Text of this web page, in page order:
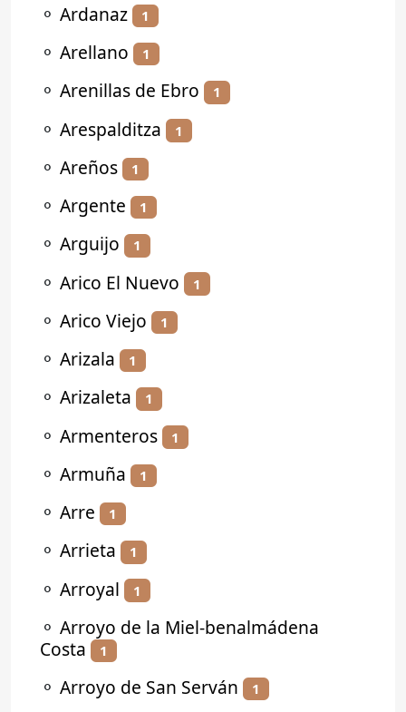
⚬ Ardanaz 1
⚬ Arellano 1
⚬ Arenillas de Ebro 1
⚬ Arespalditza 1
⚬ Areños 1
⚬ Argente 1
⚬ Arguijo 1
⚬ Arico El Nuevo 1
⚬ Arico Viejo 1
⚬ Arizala 1
⚬ Arizaleta 1
⚬ Armenteros 1
⚬ Armuña 1
⚬ Arre 1
⚬ Arrieta 1
⚬ Arroyal 1
⚬ Arroyo de la Miel-benalmádena
Costa
1
⚬ Arroyo de San Serván 1